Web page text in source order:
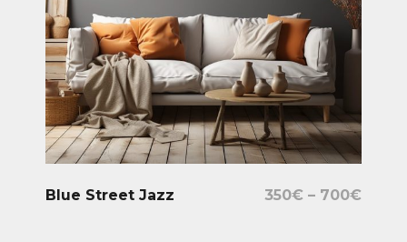
Select Options
Blue Street Jazz 350€ – 700€